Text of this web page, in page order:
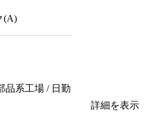
(A)
品系工場 / 日勤
詳細を表示